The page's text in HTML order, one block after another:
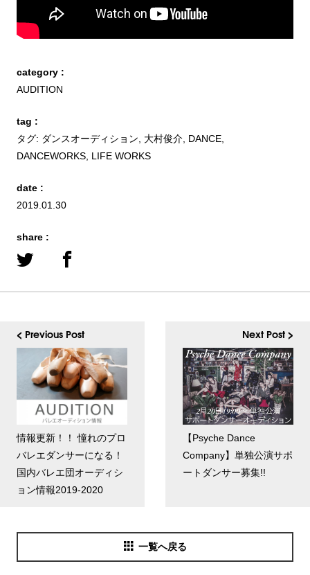
category :
AUDITION
tag :
タグ: ダンスオーディション 大村俊介, DANCE,
DANCEWORKS, LIFE WORKS
date :
2019.01.30
share :
< Previous Post
情報更新！！ 憧れのプロ
バレエダンサーになる！
国内バレエ団オーディシ
ョン情報2019-2020
Next Post >
【Psyche Dance
Company】単独公演サポ
ートダンサー募集!!
一覧へ戻る